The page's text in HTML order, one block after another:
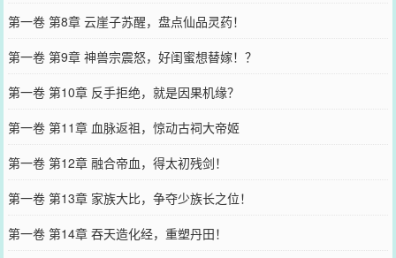
第一卷 第8章 云崖子苏醒，盘点仙品灵药！
第一卷 第9章 神兽宗震怒，好闺蜜想替嫁！？
第一卷 第10章 反手拒绝，就是因果机缘？
第一卷 第11章 血脉返祖，惊动古祠大帝姬
第一卷 第12章 融合帝血，得太初残剑！
第一卷 第13章 家族大比，争夺少族长之位！
第一卷 第14章 吞天造化经，重塑丹田！